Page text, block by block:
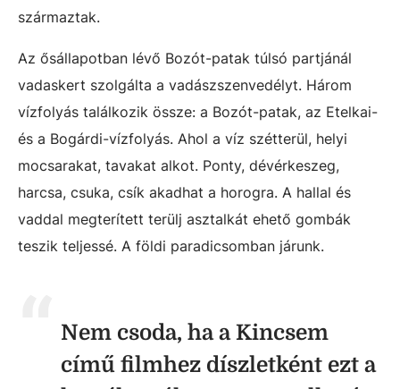
származtak.
Az ősállapotban lévő Bozót-patak túlsó partjánál
vadaskert szolgálta a vadászszenvedélyt. Három
vízfolyás találkozik össze: a Bozót-patak, az Etelkai-
és a Bogárdi-vízfolyás. Ahol a víz szétterül, helyi
mocsarakat, tavakat alkot. Ponty, dévérkeszeg,
harcsa, csuka, csík akadhat a horogra. A hallal és
vaddal megterített terülj asztalkát ehető gombák
teszik teljessé. A földi paradicsomban járunk.
Nem csoda, ha a Kincsem
című filmhez díszletként ezt a